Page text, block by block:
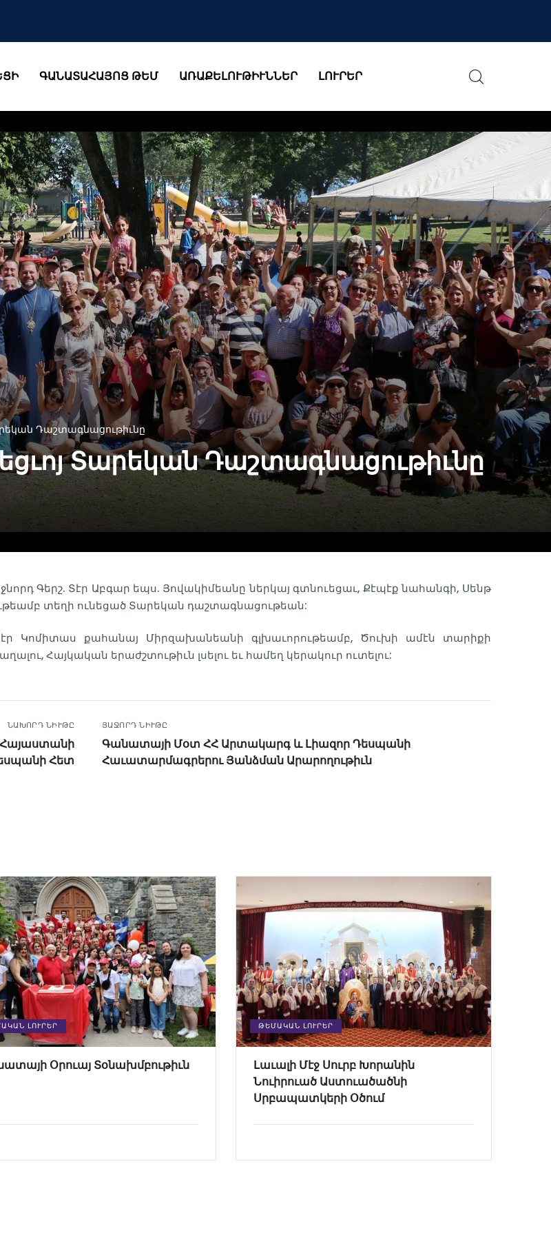
ԳԱՆԱՏԱՀԱՅՈՑ ԹԵՄ ԱՌԱՔԵԼՈՒԹԻՒՆՆԵՐ ԼՈՒՐԵՐ
Դաշտագնացութիւնը
Տարեկան Դաշտագնացութիւնը
Գերշ. Տէր Աբգար եպս. Յովակիմեանը ներկայ գտնուեցաւ, Քէպէք նահանգի, Սենթ
տեղի ունեցած Տարեկան դաշտագնացութեան:
Տէր Կոմիտաս քահանայ Միրզախանեանի գլխաւորութեամբ, Ծուխի ամէն տարիքի
Հայկական երաժշտութիւն լսելու եւ համեղ կերակուր ուտելու:
ՆԱԽՈՐԴ ՆԻՒԹԸ
Հետ
ՅԱՋՈՐԴ ՆԻՒԹԸ
Գանատայի Մօտ ՀՀ Արտակարգ և Լիազոր Դեսպանի
Հաւատարմագրերու Յանձման Արարողութիւն
ԼՈՒՐԵՐ
Օրուայ Տօնախմբութիւն
ԹԵՄԱԿԱՆ ԼՈՒՐԵՐ
Լաւալի Մէջ Սուրբ Խորանին
Նուիրուած Աստուածածնի
Սրբապատկերի Օծում